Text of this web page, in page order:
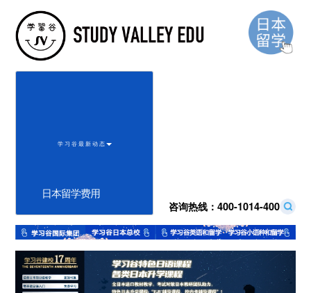
学 习 谷 最 新 动 态
咨询热线：400-1014-400
Previous Next
日本留学费用